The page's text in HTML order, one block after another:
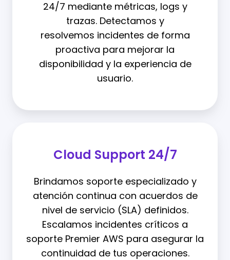
24/7 mediante métricas, logs y
trazas. Detectamos y
resolvemos incidentes de forma
proactiva para mejorar la
disponibilidad y la experiencia de
usuario.
Cloud Support 24/7
Brindamos soporte especializado y
atención continua con acuerdos de
nivel de servicio (SLA) definidos.
Escalamos incidentes críticos a
soporte Premier AWS para asegurar la
continuidad de tus operaciones.